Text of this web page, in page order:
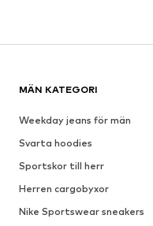
MÄN KATEGORI
Weekday jeans för män
Svarta hoodies
Sportskor till herr
Herren cargobyxor
Nike Sportswear sneakers